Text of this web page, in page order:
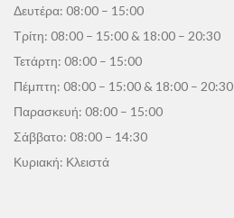
Δευτέρα: 08:00 – 15:00
Τρίτη: 08:00 – 15:00 & 18:00 – 20:30
Τετάρτη: 08:00 – 15:00
Πέμπτη: 08:00 – 15:00 & 18:00 – 20:30
Παρασκευή: 08:00 – 15:00
Σάββατο: 08:00 – 14:30
Κυριακή: Κλειστά